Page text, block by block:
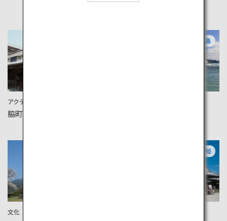
アクティビティ
脇町うだつの町並み
徳島
文化
高知